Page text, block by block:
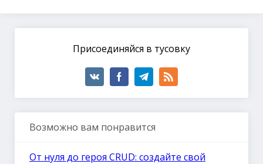
Присоединяйся в тусовку
Возможно вам понравится
От нуля до героя CRUD: создайте свой